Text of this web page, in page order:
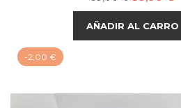
base
AÑADIR AL CARRO
-2,00 €